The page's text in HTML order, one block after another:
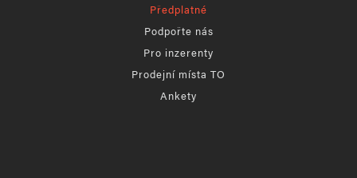
Předplatné
Podpořte nás
Pro inzerenty
Prodejní místa TO
Ankety